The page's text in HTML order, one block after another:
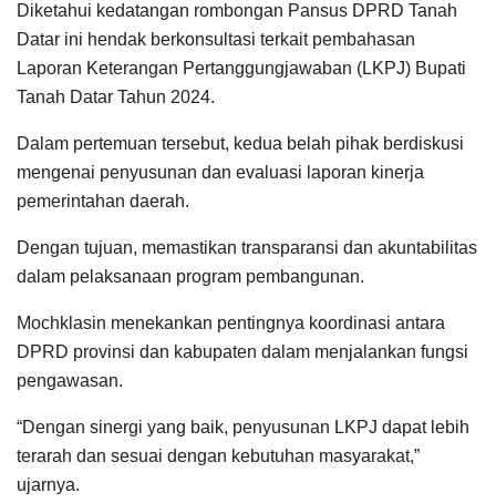
Diketahui kedatangan rombongan Pansus DPRD Tanah
Datar ini hendak berkonsultasi terkait pembahasan
Laporan Keterangan Pertanggungjawaban (LKPJ) Bupati
Tanah Datar Tahun 2024.
Dalam pertemuan tersebut, kedua belah pihak berdiskusi
mengenai penyusunan dan evaluasi laporan kinerja
pemerintahan daerah.
Dengan tujuan, memastikan transparansi dan akuntabilitas
dalam pelaksanaan program pembangunan.
Mochklasin menekankan pentingnya koordinasi antara
DPRD provinsi dan kabupaten dalam menjalankan fungsi
pengawasan.
“Dengan sinergi yang baik, penyusunan LKPJ dapat lebih
terarah dan sesuai dengan kebutuhan masyarakat,”
ujarnya.